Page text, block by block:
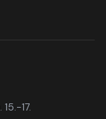
17.